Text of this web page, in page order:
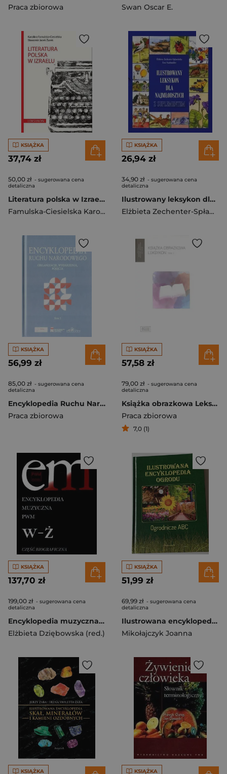
Praca zbiorowa
Swan Oscar E.
KSIĄŻKA
37,74 zł
50,00 zł - sugerowana cena
detaliczna
Literatura polska w Izraelu Leksykon
Famulska-Ciesielska Karolina
Sławomir Jacek Żurek
KSIĄŻKA
26,94 zł
34,90 zł - sugerowana cena
detaliczna
Ilustrowany leksykon dla najmłodszych z suplementem
Elżbieta Zechenter-Spławińska
KSIĄŻKA
56,99 zł
85,00 zł - sugerowana cena
detaliczna
Encyklopedia Ruchu Narodowego Organizacje, wydarzenia, pojęcia Tom 1
Praca zbiorowa
KSIĄŻKA
57,58 zł
79,00 zł - sugerowana cena
detaliczna
Książka obrazkowa Leksykon Tom 1
Praca zbiorowa
7,0 (1)
KSIĄŻKA
137,70 zł
199,00 zł - sugerowana cena
detaliczna
Encyklopedia muzyczna T12 W-Ż. Biograficzna
Elżbieta Dziębowska (red.)
KSIĄŻKA
51,99 zł
69,99 zł - sugerowana cena
detaliczna
Ilustrowana encyklopedia ogrodu
Mikołajczyk Joanna
KSIĄŻKA KSIĄŻKA